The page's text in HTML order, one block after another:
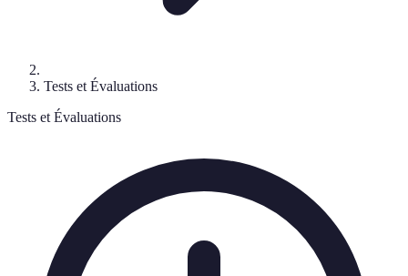
Tests et Évaluations
Tests et Évaluations